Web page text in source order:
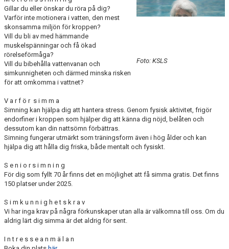
BLI PARTNER
JOBBA HOS OSS!
FÖRÄLDER
FUNKTIONÄR
VÅRA TÄVLINGAR
VÅRA EVENEMANG
VERKSAMHETSHANDBOK
KSLS FOR UKRAINE
WALL OF MEMORIES
Foto: KSLS
Gillar du eller önskar du röra på dig?
Varför inte motionera i vatten, den mest
skonsamma miljön för kroppen?
Vill du bli av med hämmande
muskelspänningar och få ökad
rörelseförmåga?
Vill du bibehålla vattenvanan och
simkunnigheten och därmed minska risken
för att omkomma i vattnet?
V a r f ö r s i m m a
Simning kan hjälpa dig att hantera stress. Genom fysisk aktivitet, frigör
endorfiner i kroppen som hjälper dig att känna dig nöjd, belåten och
dessutom kan din nattsömn förbättras.
Simning fungerar utmärkt som träningsform även i hög ålder och kan
hjälpa dig att hålla dig friska, både mentalt och fysiskt.
S e n i o r s i m n i n g
För dig som fyllt 70 år finns det en möjlighet att få simma gratis. Det finns
150 platser under 2025.
S i m k u n n i g h e t s k r a v
Vi har inga krav på några förkunskaper utan alla är välkomna till oss. Om du
aldrig lärt dig simma är det aldrig för sent.
I n t r e s s e a n m ä l a n